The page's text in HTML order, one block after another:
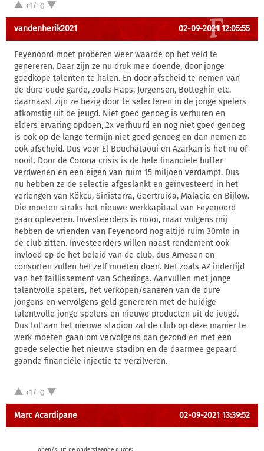
+1/-0
vandenherik2021 02-09-2021 12:05:55
Feyenoord moet proberen weer waarde op het veld te
genereren. Daar zijn ze nu druk mee doende, door jonge
goedkope talenten te halen. En door afscheid te nemen van
de dure oude garde, zoals Haps, Jorgensen, Botteghin etc.
daarnaast zijn ze bezig door te selecteren in de jonge spelers
afkomstig uit de jeugd. Niet goed genoeg is verhuren en
elders ervaring opdoen, 2x verhuurd en nog niet goed genoeg
is ook op de lange termijn niet goed genoeg en dan nemen ze
ook afscheid. Dus voor El Bouchataoui en Azarkan is het nu of
nooit. Door de Corona crisis is de hele financiële buffer
verdwenen en een eigen van ruim 15 miljoen verdampt. Dus
nu hebben ze de selectie afgeslankt en geïnvesteerd in het
verlengen van Kökcu, Sinisterra, Geertruida, Malacia en Bijlow.
Die moeten straks het nieuwe werkkapitaal van Feyenoord
gaan opleveren. Investeerders is mooi, maar volgens mij
hebben de vrienden van Feyenoord nog altijd ruim 30mln in
de club zitten. Investeerders willen naast rendement ook
invloed op de het beleid van de club, dus Arnesen en
consorten zullen het zelf moeten doen. Net zoals AZ indertijd
van het faillissement van Scheringa. Aanvullen met jonge
talentvolle spelers, het verkopen/saneren van de dure
jongens en vervolgens geld genereren met de huidige
talentvolle jonge spelers en nieuwe producten uit de jeugd.
Dus tot aan het nieuwe stadion zal de club op deze manier te
werk moeten gaan om vervolgens dan gezond en met een
goede selectie het nieuwe stadion en de daarmee gepaard
gaande financiële injectie te verzilveren.
+1/-0
Marc Acardipane 02-09-2021 13:39:52